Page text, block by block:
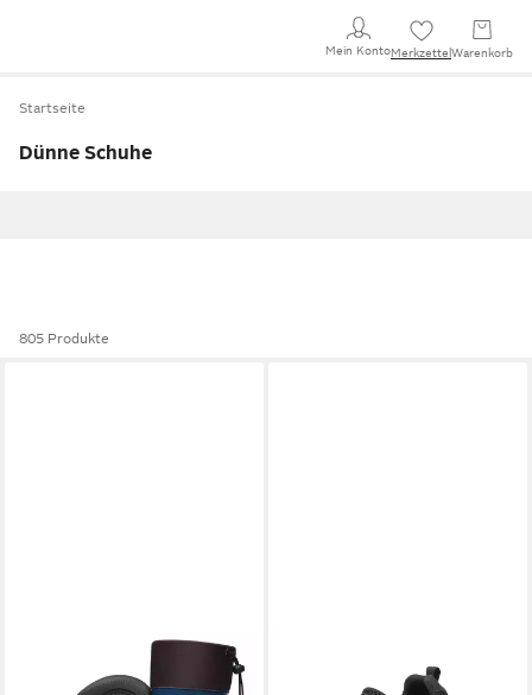
Mein KontoMerkzettel Warenkorb
Startseite
Dünne Schuhe
805 Produkte